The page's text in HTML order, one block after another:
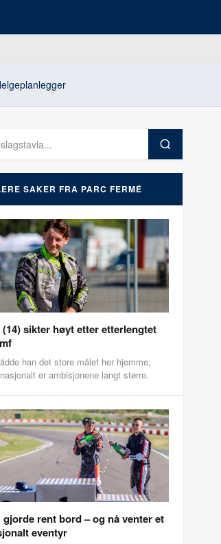
SAKER FRA PARC FERMÉ
sikter høyt etter etterlengtet
han det store målet her hjemme,
er ambisjonene langt større.
gjorde rent bord – og nå venter et
eventyr